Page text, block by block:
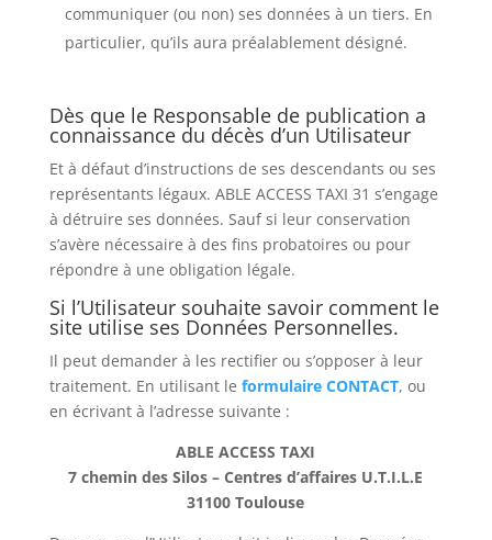
communiquer (ou non) ses données à un tiers. En
particulier, qu’ils aura préalablement désigné.
Dès que le Responsable de publication a
connaissance du décès d’un Utilisateur
Et à défaut d’instructions de ses descendants ou ses
représentants légaux. ABLE ACCESS TAXI 31 s’engage
à détruire ses données. Sauf si leur conservation
s’avère nécessaire à des fins probatoires ou pour
répondre à une obligation légale.
Si l’Utilisateur souhaite savoir comment le
site utilise ses Données Personnelles.
Il peut demander à les rectifier ou s’opposer à leur
traitement. En utilisant le formulaire CONTACT, ou
en écrivant à l’adresse suivante :
ABLE ACCESS TAXI
7 chemin des Silos – Centres d’affaires U.T.I.L.E
31100 Toulouse